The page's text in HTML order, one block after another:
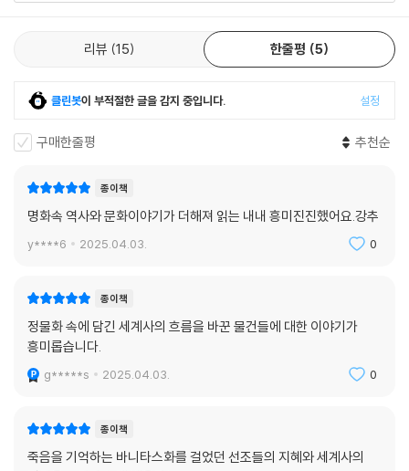
리뷰 15 한줄평 5
클린봇이 부적절한 글을 감지 중입니다. 설정
구매한줄평 추천순
종이책
명화속 역사와 문화이야기가 더해져 읽는 내내 흥미진진했어요.강추
y****6 2025.04.03. 0
종이책
정물화 속에 담긴 세계사의 흐름을 바꾼 물건들에 대한 이야기가
흥미롭습니다.
g*****s 2025.04.03. 0
종이책
죽음을 기억하는 바니타스화를 걸었던 선조들의 지혜와 세계사의